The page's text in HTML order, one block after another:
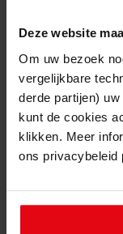
Deze website
Om uw bezoek
vergelijkbare
derde partijen)
kunt de cookies
klikken. Meer
ons privacybeleid
(= belasting)
Tijdens de
alleen
erkend.
wettigen voor
betaalde
tot 1795 door